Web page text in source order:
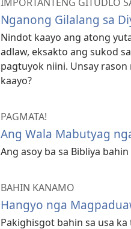
IMPORTANTENG GITUDLO
Nganong Gilalang sa
Nindot kaayo ang atong
adlaw, eksakto ang sukod
pagtuyok niini. Unsay
kaayo?
PAGMATA!
Ang Wala Mabutyag
Ang asoy ba sa Bibliya
BAHIN KANAMO
Hangyo nga
Pakighisgot bahin sa usa